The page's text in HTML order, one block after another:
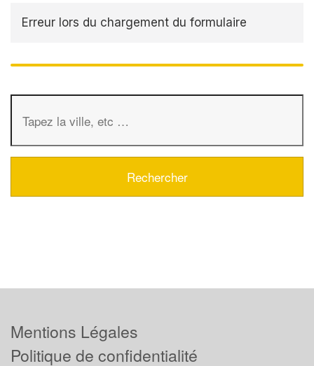
Erreur lors du chargement du formulaire
Mentions Légales
Politique de confidentialité